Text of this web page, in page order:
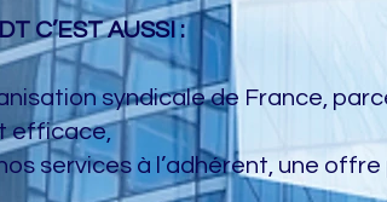
C’EST AUSSI :
syndicale de France,
efficace,
services à l’adhérent, une